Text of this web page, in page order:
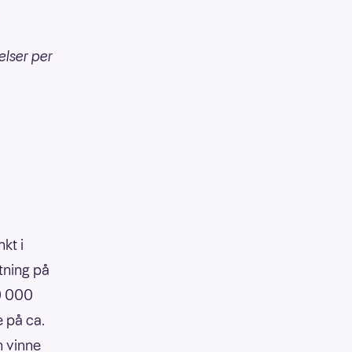
per
i
på
000
på ca.
vinne